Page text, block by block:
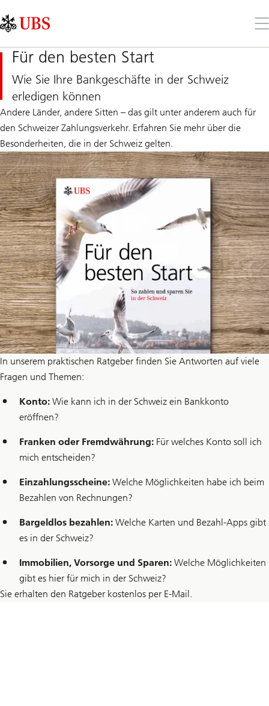
Links
Area
Sie
Für den besten Start
Wie Sie Ihre Bankgeschäfte in der Schweiz
erledigen können
Andere Länder, andere Sitten – das gilt unter anderem auch für
den Schweizer Zahlungsverkehr. Erfahren Sie mehr über die
Besonderheiten, die in der Schweiz gelten.
In unserem praktischen Ratgeber finden Sie Antworten auf viele
Fragen und Themen:
Konto: Wie kann ich in der Schweiz ein Bankkonto
eröffnen?
Franken oder Fremdwährung: Für welches Konto soll ich
mich entscheiden?
Einzahlungsscheine: Welche Möglichkeiten habe ich beim
Bezahlen von Rechnungen?
Bargeldlos bezahlen: Welche Karten und Bezahl-Apps gibt
es in der Schweiz?
Immobilien, Vorsorge und Sparen: Welche Möglichkeiten
gibt es hier für mich in der Schweiz?
Sie erhalten den Ratgeber kostenlos per E-Mail.